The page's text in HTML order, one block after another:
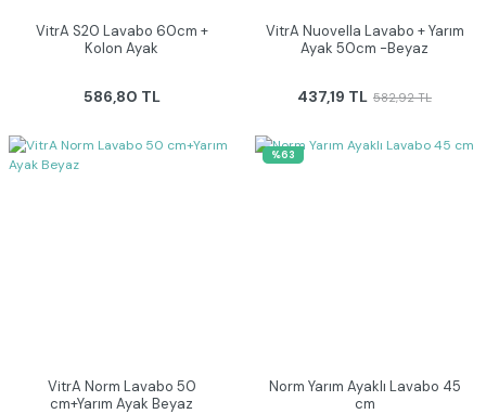
VitrA S20 Lavabo 60cm +
Kolon Ayak
586,80 TL
VitrA Nuovella Lavabo + Yarım
Ayak 50cm -Beyaz
437,19 TL 582,92 TL
VitrA Norm Lavabo 50
cm+Yarım Ayak Beyaz
%63
Norm Yarım Ayaklı Lavabo 45
cm